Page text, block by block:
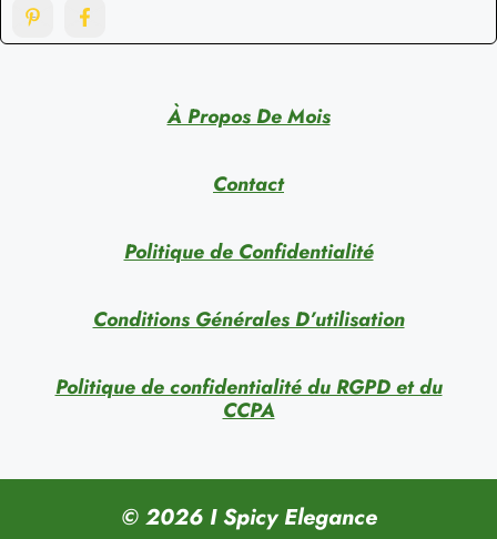
À Propos De Mois
Contact
Politique de Confidentialité
Conditions Générales D’utilisation
Politique de confidentialité du RGPD et du
CCPA
© 2026 I Spicy Elegance